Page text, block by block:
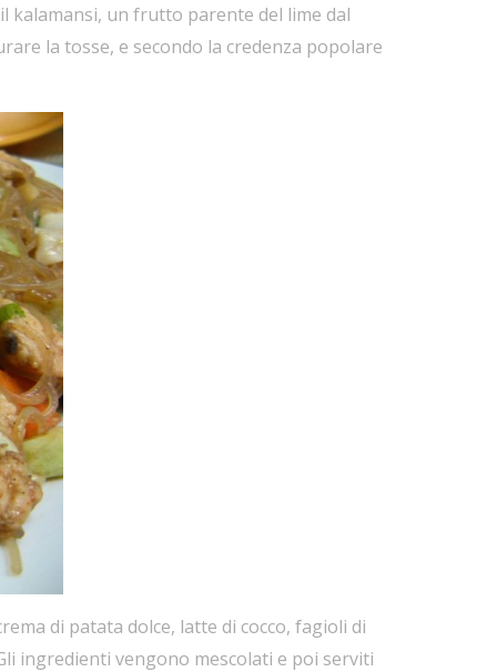
kalamansi, un frutto parente del lime dal
la tosse, e secondo la credenza popolare
di patata dolce, latte di cocco, fagioli di
ingredienti vengono mescolati e poi serviti